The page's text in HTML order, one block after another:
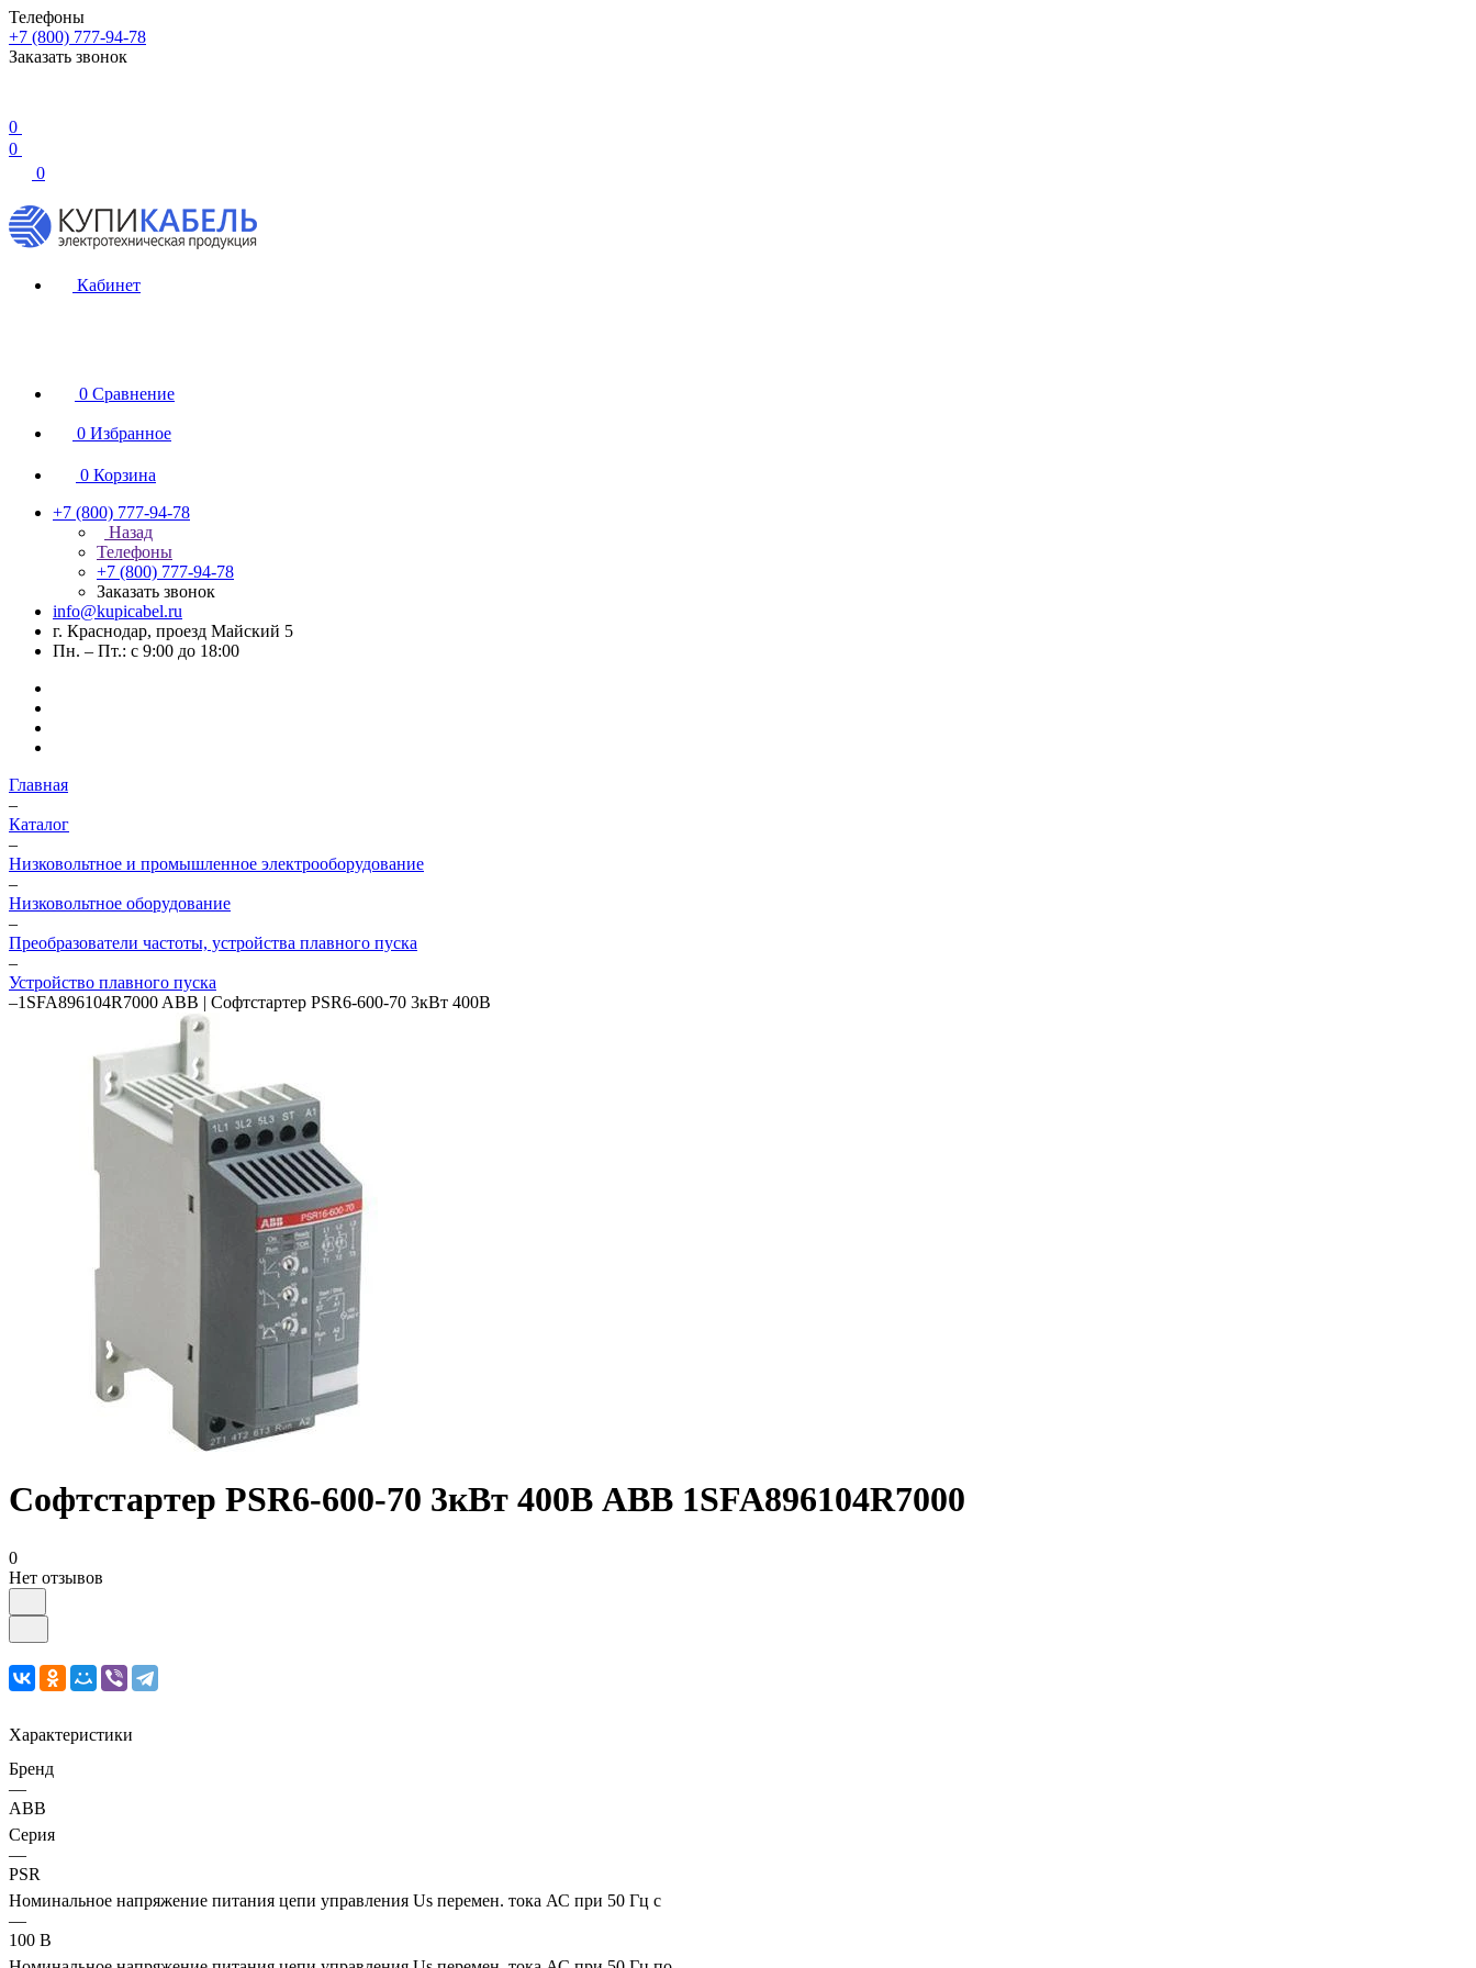
Телефоны
+7 (800) 777-94-78
Заказать звонок
0
0
0
Кабинет
0 Сравнение
0 Избранное
0 Корзина
+7 (800) 777-94-78
Назад
Телефоны
+7 (800) 777-94-78
Заказать звонок
info@kupicabel.ru
г. Краснодар, проезд Майский 5
Пн. – Пт.: с 9:00 до 18:00
Главная
–
Каталог
–
Низковольтное и промышленное электрооборудование
–
Низковольтное оборудование
–
Преобразователи частоты, устройства плавного пуска
–
Устройство плавного пуска
–1SFA896104R7000 ABB | Софтстартер PSR6-600-70 3кВт 400В
Софтстартер PSR6-600-70 3кВт 400В ABB 1SFA896104R7000
0
Нет отзывов
Характеристики
Бренд
—
ABB
Серия
—
PSR
Номинальное напряжение питания цепи управления Us перемен. тока АС при 50 Гц с
—
100 В